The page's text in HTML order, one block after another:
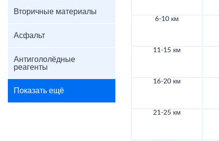
Вторичные материалы
Асфальт
Антигололёдные
реагенты
Показать ещё
6-10 км
11-15 км
16-20 км
21-25 км